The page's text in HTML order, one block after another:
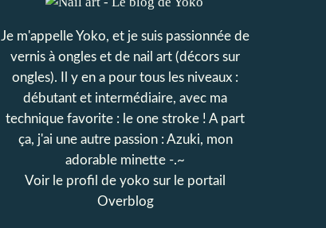
Je m'appelle Yoko, et je suis passionnée de
vernis à ongles et de nail art (décors sur
ongles). Il y en a pour tous les niveaux :
débutant et intermédiaire, avec ma
technique favorite : le one stroke ! A part
ça, j'ai une autre passion : Azuki, mon
adorable minette -.~
Voir le profil de yoko sur le portail
Overblog